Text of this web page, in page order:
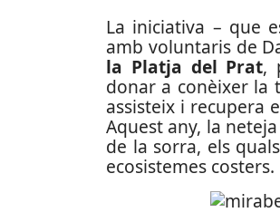
La iniciativa – que
amb voluntaris de
la Platja del Prat,
donar a conèixer la
assisteix i recupera
Aquest any, la
de la sorra, els
ecosistemes costers.